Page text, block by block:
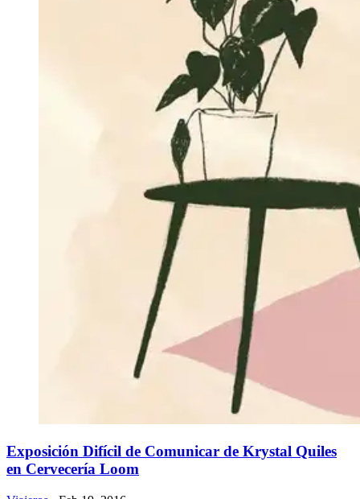
Exposición Difícil de Comunicar de Krystal Quiles
en Cervecería Loom